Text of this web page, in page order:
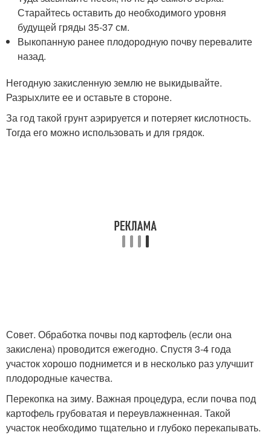
Старайтесь оставить до необходимого уровня
будущей гряды 35-37 см.
Выкопанную ранее плодородную почву перевалите
назад.
Негодную закисленную землю не выкидывайте.
Разрыхлите ее и оставьте в стороне.
За год такой грунт аэрируется и потеряет кислотность.
Тогда его можно использовать и для грядок.
Совет. Обработка почвы под картофель (если она
закислена) проводится ежегодно. Спустя 3-4 года
участок хорошо поднимется и в несколько раз улучшит
плодородные качества.
Перекопка на зиму. Важная процедура, если почва под
картофель грубоватая и переувлажненная. Такой
участок необходимо тщательно и глубоко перекапывать.